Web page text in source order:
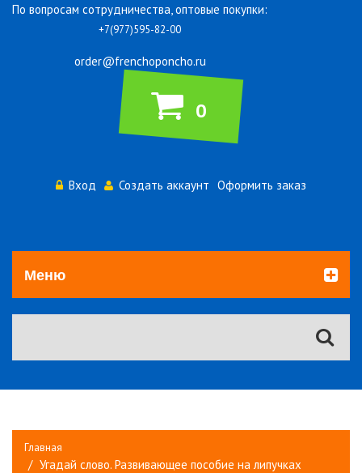
По вопросам сотрудничества, оптовые покупки:
+7(977)595-82-00
order@frenchoponcho.ru
0
Вход Создать аккаунт Оформить заказ
Меню
Главная
Угадай слово. Развивающее пособие на липучках